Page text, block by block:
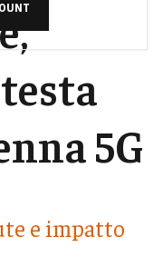
5G
e impatto